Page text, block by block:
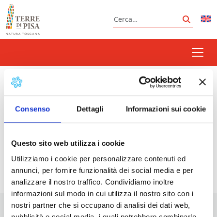
Consenso Dettagli Informazioni sui cookie
Questo sito web utilizza i cookie
Utilizziamo i cookie per personalizzare contenuti ed
annunci, per fornire funzionalità dei social media e per
analizzare il nostro traffico. Condividiamo inoltre
informazioni sul modo in cui utilizza il nostro sito con i
nostri partner che si occupano di analisi dei dati web,
Vai al contenuto
Cerca
Cerca
chase the sun
Prossimi eventi
<li>Non ci sono eventi con questo tag</li>